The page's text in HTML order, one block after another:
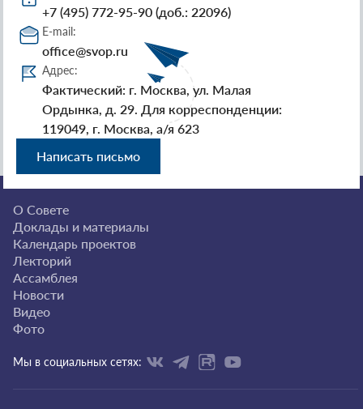
+7 (495) 772-95-90 (доб.: 22096)
E-mail:
office@svop.ru
Адрес:
Фактический: г. Москва, ул. Малая
Ордынка, д. 29. Для корреспонденции:
119049, г. Москва, а/я 623
Написать письмо
О Совете
Доклады и материалы
Календарь проектов
Лекторий
Ассамблея
Новости
Видео
Фото
Мы в социальных сетях: